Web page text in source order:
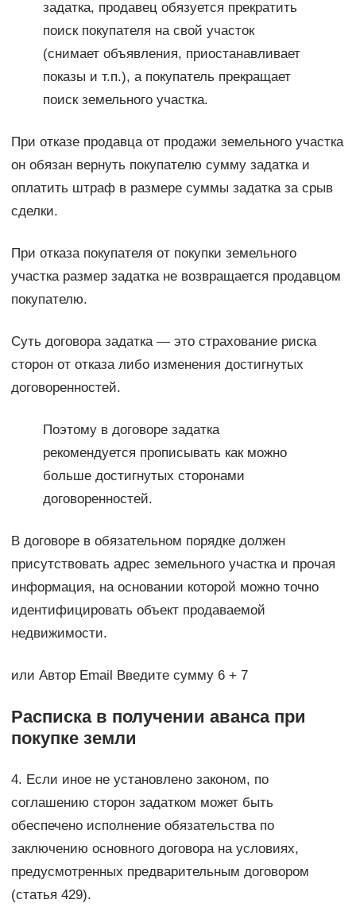
задатка, продавец обязуется прекратить
поиск покупателя на свой участок
(снимает объявления, приостанавливает
показы и т.п.), а покупатель прекращает
поиск земельного участка.
При отказе продавца от продажи земельного участка
он обязан вернуть покупателю сумму задатка и
оплатить штраф в размере суммы задатка за срыв
сделки.
При отказа покупателя от покупки земельного
участка размер задатка не возвращается продавцом
покупателю.
Суть договора задатка — это страхование риска
сторон от отказа либо изменения достигнутых
договоренностей.
Поэтому в договоре задатка
рекомендуется прописывать как можно
больше достигнутых сторонами
договоренностей.
В договоре в обязательном порядке должен
присутствовать адрес земельного участка и прочая
информация, на основании которой можно точно
идентифицировать объект продаваемой
недвижимости.
или Автор Email Введите сумму 6 + 7
Расписка в получении аванса при
покупке земли
4. Если иное не установлено законом, по
соглашению сторон задатком может быть
обеспечено исполнение обязательства по
заключению основного договора на условиях,
предусмотренных предварительным договором
(статья 429).